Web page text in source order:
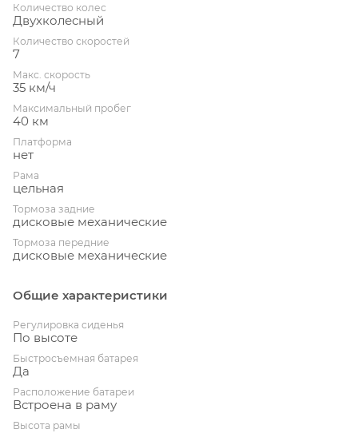
Количество колес
Двухколесный
Количество скоростей
7
Макс. скорость
35 км/ч
Максимальный пробег
40 км
Платформа
нет
Рама
цельная
Тормоза задние
дисковые механические
Тормоза передние
дисковые механические
Общие характеристики
Регулировка сиденья
По высоте
Быстросъемная батарея
Да
Расположение батареи
Встроена в раму
Высота рамы